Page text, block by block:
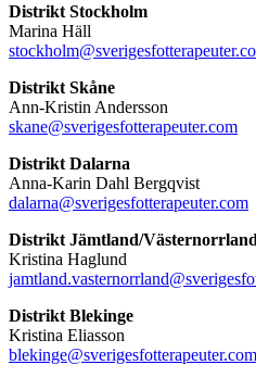
Distrikt Stockholm
Marina Häll
Distrikt Skåne
Ann-Kristin Andersson
skane@sverigesfotterapeuter.com
Distrikt Dalarna
Anna-Karin Dahl Bergqvist
dalarna@sverigesfotterapeuter.com
Distrikt Jämtland/Västernorrland
Kristina Haglund
Distrikt Blekinge
Kristina Eliasson
blekinge@sverigesfotterapeuter.com